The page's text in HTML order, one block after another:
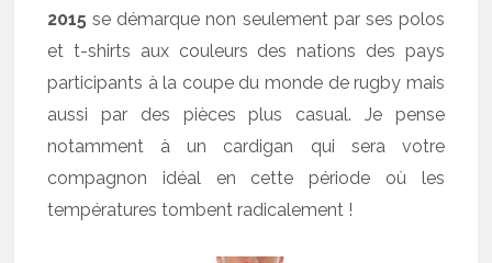
2015se démarque non seulement par ses polos
et t-shirts aux couleurs des nations des pays
participants à la coupe du monde de rugby mais
aussi par des pièces plus casual. Je pense
notamment à un cardigan qui sera votre
compagnon idéal en cette période où les
températures tombent radicalement !